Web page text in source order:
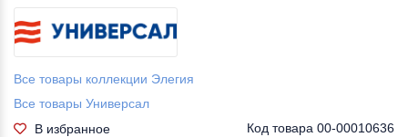
Все товары коллекции Элегия
Все товары Универсал
В избранное
Код товара 00-00010636